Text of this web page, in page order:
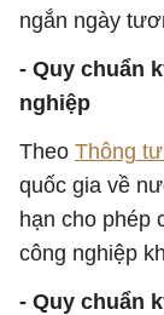
ngắn ngày
- Quy chuẩn
nghiệp
Theo Thông
quốc gia về
hạn cho phép
công nghiệp
- Quy chuẩn